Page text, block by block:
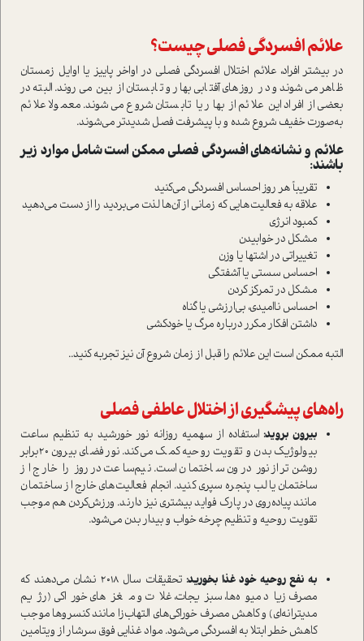
علائم افسردگی فصلی چیست؟
در بیشتر افراد، علائم اختلال افسردگی فصلی در اواخر پاییز یا اوایل زمستان
ظاهر می‌شوند و در روزهای آفتابی بهار و تابستان از بین می‌روند. البته در
بعضی از افراد این علائم از بهار یا تابستان شروع می‌شوند. معمولا علائم
به‌صورت خفیف شروع شده و با پیشرفت فصل شدیدتر می‌شوند.
علائم و نشانه‌های افسردگی فصلی ممکن است شامل موارد زیر
باشند:
تقریباً هر روز احساس افسردگی می‌کنید
علاقه به فعالیت‌‎هایی که زمانی از آن‌ها لذت می‌بردید را از دست می‌دهید
کمبود انرژی
مشکل در خوابیدن
تغییراتی در اشتها یا وزن
احساس سستی یا آشفتگی
مشکل در تمرکز کردن
احساس ناامیدی، بی‌ارزشی یا گناه
داشتن افکار مکرر درباره مرگ یا خودکشی
التبه ممکن است این علائم را قبل از زمان شروع آن نیز تجربه کنید..
راه‌های پیشگیری از اختلال عاطفی فصلی
بیرون بروید:استفاده از سهمیه روزانه نور خورشید به تنظیم ساعت
بیولوژیک بدن و تقویت روحیه کمک می‌کند. نور فضای بیرون 20‌برابر
روشن‌تر از نور درون ساختمان است. نیم‌ساعت در روز را خارج از
ساختمان یا لب پنجره سپری کنید. انجام فعالیت‌های خارج از ساختمان
مانند پیاده‌روی در پارک فواید بیشتری نیز دارند. ورزش‌کردن هم موجب
تقویت روحیه و تنظیم چرخه خواب و بیدار بدن می‌شود.
به نفع روحیه خود غذا بخورید:
تحقیقات سال 2018 نشان می‌دهند که
مصرف زیاد میوه‌ها، سبزیجات، غلات و مغزهای خوراکی (رژیم
مدیترانه‌ای) و کاهش مصرف خوراکی‌های التهاب‌زا مانند کنسروها موجب
کاهش خطر ابتلا به افسردگی می‌‌شود. مواد غذایی فوق سرشار از ویتامین